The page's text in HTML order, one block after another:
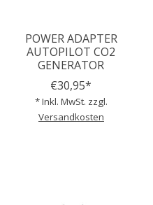
POWER ADAPTER
AUTOPILOT CO2
GENERATOR
€30,95*
* Inkl. MwSt. zzgl.
Versandkosten